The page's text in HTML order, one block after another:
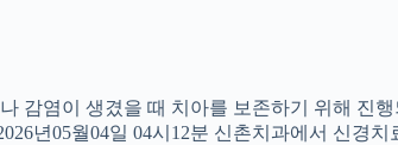
감염이 생겼을 때 치아를 보존하기 위해 진
년05월04일 04시12분 신촌치과에서 신경